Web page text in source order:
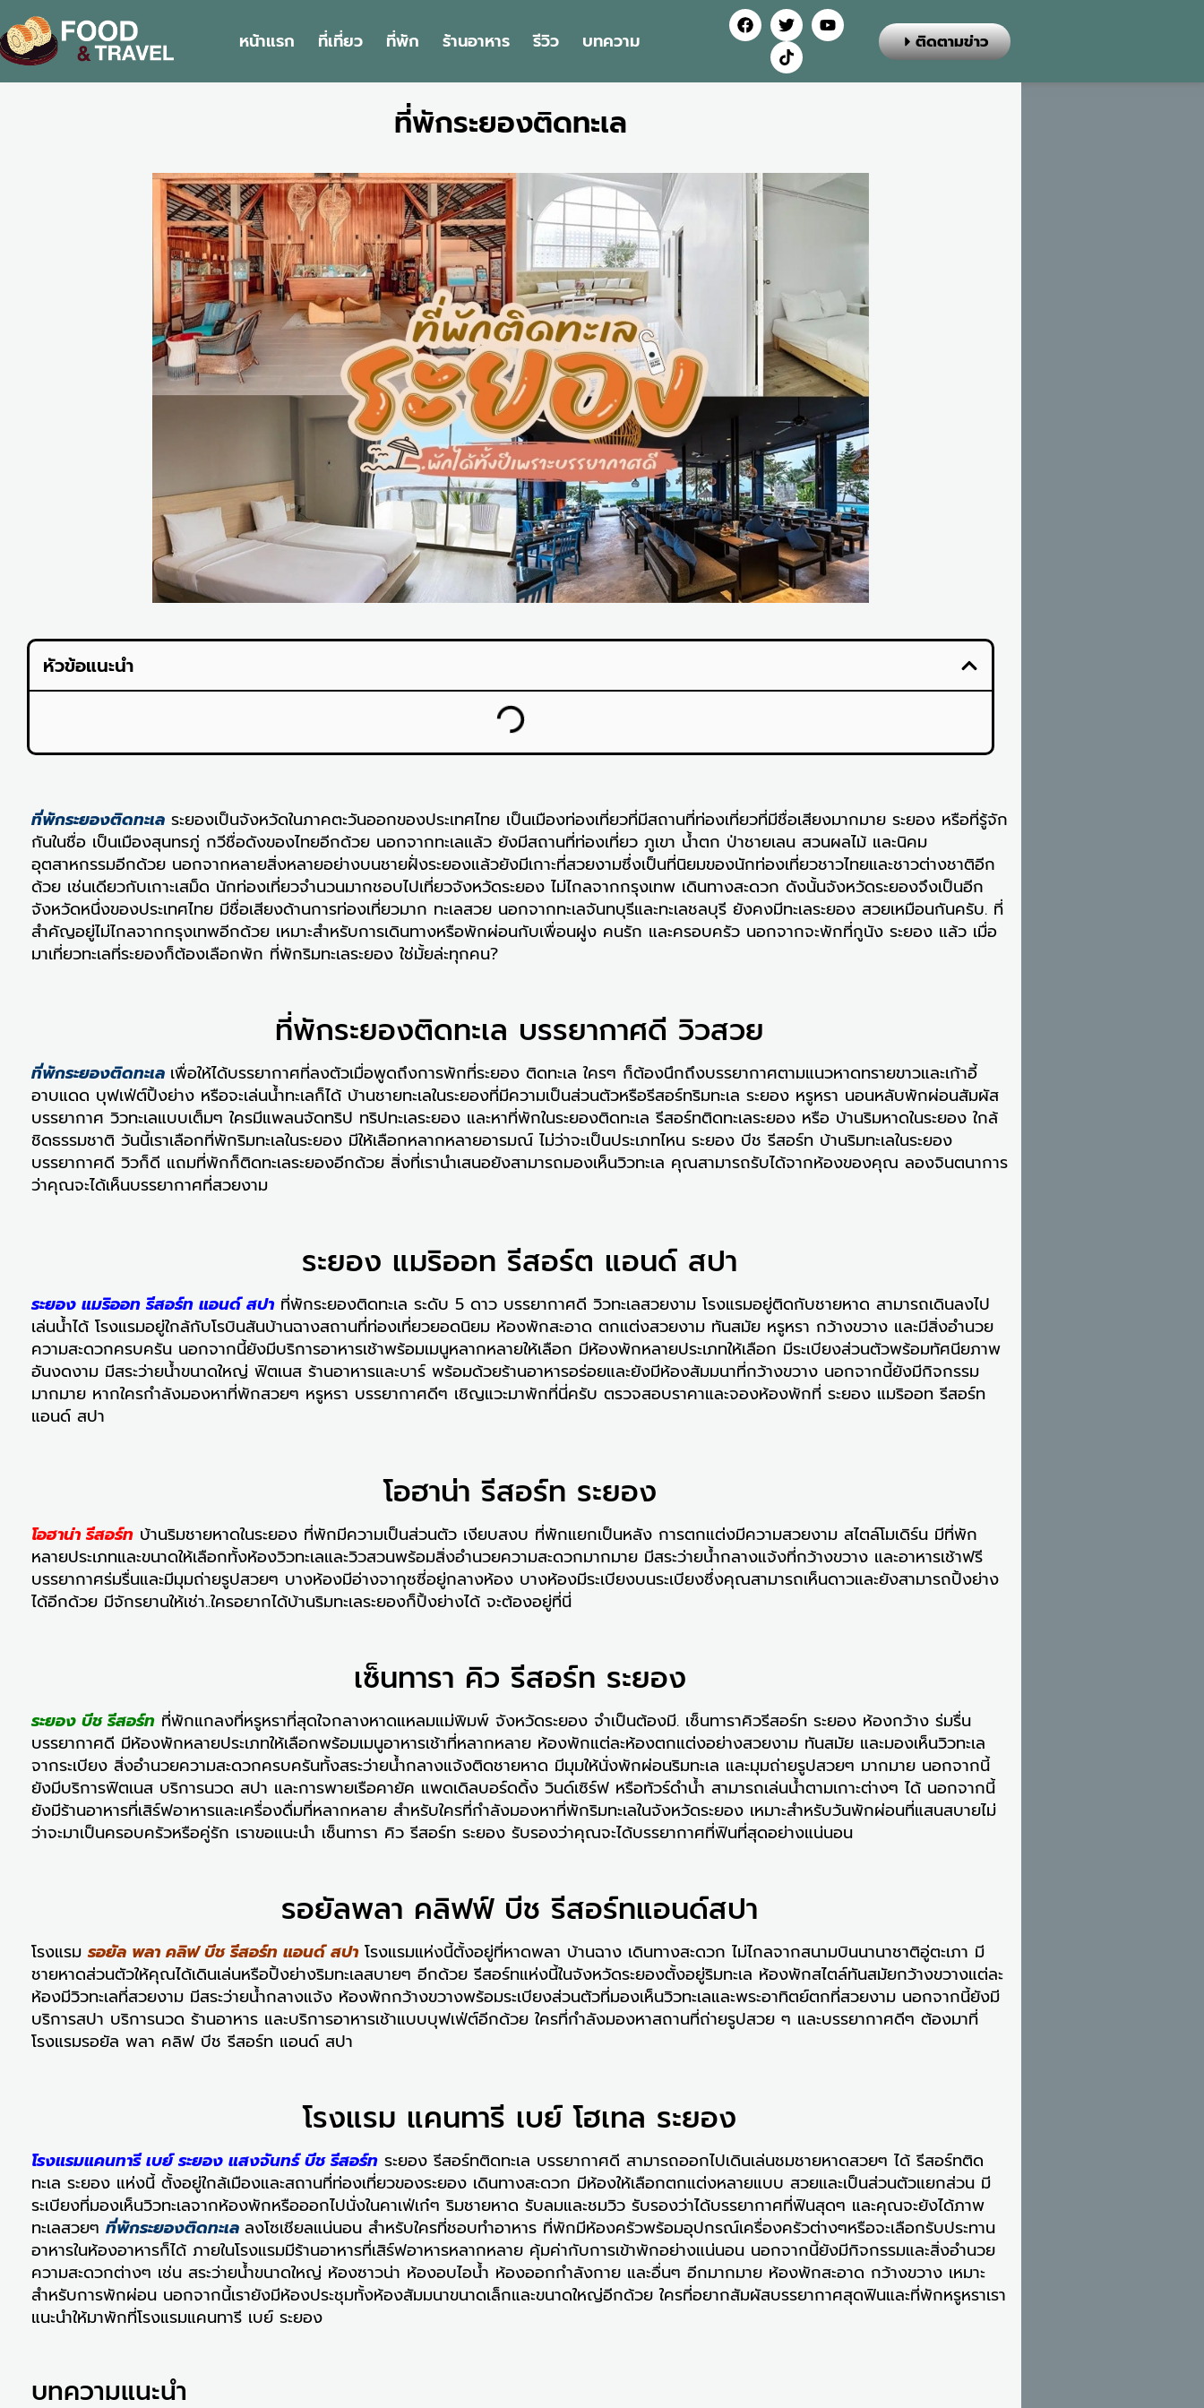
หน้าแรก ที่เที่ยว ที่พัก ร้านอาหาร รีวิว บทความ ติดตามข่าว
ที่พักระยองติดทะเล
หัวข้อแนะนำ
ที่พักระยองติดทะเล ระยองเป็นจังหวัดในภาคตะวันออกของประเทศไทย เป็นเมืองท่องเที่ยวที่มีสถานที่ท่องเที่ยวที่มีชื่อเสียงมากมาย ระยอง หรือที่รู้จัก
กันในชื่อ เป็นเมืองสุนทรภู่ กวีชื่อดังของไทยอีกด้วย นอกจากทะเลแล้ว ยังมีสถานที่ท่องเที่ยว ภูเขา น้ำตก ป่าชายเลน สวนผลไม้ และนิคม
อุตสาหกรรมอีกด้วย นอกจากหลายสิ่งหลายอย่างบนชายฝั่งระยองแล้วยังมีเกาะที่สวยงามซึ่งเป็นที่นิยมของนักท่องเที่ยวชาวไทยและชาวต่างชาติอีก
ด้วย เช่นเดียวกับเกาะเสม็ด นักท่องเที่ยวจำนวนมากชอบไปเที่ยวจังหวัดระยอง ไม่ไกลจากกรุงเทพ เดินทางสะดวก ดังนั้นจังหวัดระยองจึงเป็นอีก
จังหวัดหนึ่งของประเทศไทย มีชื่อเสียงด้านการท่องเที่ยวมาก ทะเลสวย นอกจากทะเลจันทบุรีและทะเลชลบุรี ยังคงมีทะเลระยอง สวยเหมือนกันครับ. ที่
สำคัญอยู่ไม่ไกลจากกรุงเทพอีกด้วย เหมาะสำหรับการเดินทางหรือพักผ่อนกับเพื่อนฝูง คนรัก และครอบครัว นอกจากจะพักที่กูนัง ระยอง แล้ว เมื่อ
มาเที่ยวทะเลที่ระยองก็ต้องเลือกพัก ที่พักริมทะเลระยอง ใช่มั้ยล่ะทุกคน?
ที่พักระยองติดทะเล บรรยากาศดี วิวสวย
ที่พักระยองติดทะเล เพื่อให้ได้บรรยากาศที่ลงตัวเมื่อพูดถึงการพักที่ระยอง ติดทะเล ใครๆ ก็ต้องนึกถึงบรรยากาศตามแนวหาดทรายขาวและเก้าอี้
อาบแดด บุฟเฟ่ต์ปิ้งย่าง หรือจะเล่นน้ำทะเลก็ได้ บ้านชายทะเลในระยองที่มีความเป็นส่วนตัวหรือรีสอร์ทริมทะเล ระยอง หรูหรา นอนหลับพักผ่อนสัมผัส
บรรยากาศ วิวทะเลแบบเต็มๆ ใครมีแพลนจัดทริป ทริปทะเลระยอง และหาที่พักในระยองติดทะเล รีสอร์ทติดทะเลระยอง หรือ บ้านริมหาดในระยอง ใกล้
ชิดธรรมชาติ วันนี้เราเลือกที่พักริมทะเลในระยอง มีให้เลือกหลากหลายอารมณ์ ไม่ว่าจะเป็นประเภทไหน ระยอง บีช รีสอร์ท บ้านริมทะเลในระยอง
บรรยากาศดี วิวก็ดี แถมที่พักก็ติดทะเลระยองอีกด้วย สิ่งที่เรานำเสนอยังสามารถมองเห็นวิวทะเล คุณสามารถรับได้จากห้องของคุณ ลองจินตนาการ
ว่าคุณจะได้เห็นบรรยากาศที่สวยงาม
ระยอง แมริออท รีสอร์ต แอนด์ สปา
ระยอง แมริออท รีสอร์ท แอนด์ สปา ที่พักระยองติดทะเล ระดับ 5 ดาว บรรยากาศดี วิวทะเลสวยงาม โรงแรมอยู่ติดกับชายหาด สามารถเดินลงไป
เล่นน้ำได้ โรงแรมอยู่ใกล้กับโรบินสันบ้านฉางสถานที่ท่องเที่ยวยอดนิยม ห้องพักสะอาด ตกแต่งสวยงาม ทันสมัย ​​หรูหรา กว้างขวาง และมีสิ่งอำนวย
ความสะดวกครบครัน นอกจากนี้ยังมีบริการอาหารเช้าพร้อมเมนูหลากหลายให้เลือก มีห้องพักหลายประเภทให้เลือก มีระเบียงส่วนตัวพร้อมทัศนียภาพ
อันงดงาม มีสระว่ายน้ำขนาดใหญ่ ฟิตเนส ร้านอาหารและบาร์ พร้อมด้วยร้านอาหารอร่อยและยังมีห้องสัมมนาที่กว้างขวาง นอกจากนี้ยังมีกิจกรรม
มากมาย หากใครกำลังมองหาที่พักสวยๆ หรูหรา บรรยากาศดีๆ เชิญแวะมาพักที่นี่ครับ ตรวจสอบราคาและจองห้องพักที่ ระยอง แมริออท รีสอร์ท
แอนด์ สปา
โอฮาน่า รีสอร์ท ระยอง
โอฮาน่า รีสอร์ท บ้านริมชายหาดในระยอง ที่พักมีความเป็นส่วนตัว เงียบสงบ ที่พักแยกเป็นหลัง การตกแต่งมีความสวยงาม สไตล์โมเดิร์น มีที่พัก
หลายประเภทและขนาดให้เลือกทั้งห้องวิวทะเลและวิวสวนพร้อมสิ่งอำนวยความสะดวกมากมาย มีสระว่ายน้ำกลางแจ้งที่กว้างขวาง และอาหารเช้าฟรี
บรรยากาศร่มรื่นและมีมุมถ่ายรูปสวยๆ บางห้องมีอ่างจากุซซี่อยู่กลางห้อง บางห้องมีระเบียงบนระเบียงซึ่งคุณสามารถเห็นดาวและยังสามารถปิ้งย่าง
ได้อีกด้วย มีจักรยานให้เช่า..ใครอยากได้บ้านริมทะเลระยองก็ปิ้งย่างได้ จะต้องอยู่ที่นี่
เซ็นทารา คิว รีสอร์ท ระยอง
ระยอง บีช รีสอร์ท ที่พักแกลงที่หรูหราที่สุดใจกลางหาดแหลมแม่พิมพ์ จังหวัดระยอง จำเป็นต้องมี. เซ็นทาราคิวรีสอร์ท ระยอง ห้องกว้าง ร่มรื่น
บรรยากาศดี มีห้องพักหลายประเภทให้เลือกพร้อมเมนูอาหารเช้าที่หลากหลาย ห้องพักแต่ละห้องตกแต่งอย่างสวยงาม ทันสมัย ​​และมองเห็นวิวทะเล
จากระเบียง สิ่งอำนวยความสะดวกครบครันทั้งสระว่ายน้ำกลางแจ้งติดชายหาด มีมุมให้นั่งพักผ่อนริมทะเล และมุมถ่ายรูปสวยๆ มากมาย นอกจากนี้
ยังมีบริการฟิตเนส บริการนวด สปา และการพายเรือคายัค แพดเดิลบอร์ดดิ้ง วินด์เซิร์ฟ หรือทัวร์ดำน้ำ สามารถเล่นน้ำตามเกาะต่างๆ ได้ นอกจากนี้
ยังมีร้านอาหารที่เสิร์ฟอาหารและเครื่องดื่มที่หลากหลาย สำหรับใครที่กำลังมองหาที่พักริมทะเลในจังหวัดระยอง เหมาะสำหรับวันพักผ่อนที่แสนสบายไม่
ว่าจะมาเป็นครอบครัวหรือคู่รัก เราขอแนะนำ เซ็นทารา คิว รีสอร์ท ระยอง รับรองว่าคุณจะได้บรรยากาศที่ฟินที่สุดอย่างแน่นอน
รอยัลพลา คลิฟฟ์ บีช รีสอร์ทแอนด์สปา
โรงแรมรอยัล พลา คลิฟ บีช รีสอร์ท แอนด์ สปา โรงแรมแห่งนี้ตั้งอยู่ที่หาดพลา บ้านฉาง เดินทางสะดวก ไม่ไกลจากสนามบินนานาชาติอู่ตะเภา มี
ชายหาดส่วนตัวให้คุณได้เดินเล่นหรือปิ้งย่างริมทะเลสบายๆ อีกด้วย รีสอร์ทแห่งนี้ในจังหวัดระยองตั้งอยู่ริมทะเล ห้องพักสไตล์ทันสมัยกว้างขวางแต่ละ
ห้องมีวิวทะเลที่สวยงาม มีสระว่ายน้ำกลางแจ้ง ห้องพักกว้างขวางพร้อมระเบียงส่วนตัวที่มองเห็นวิวทะเลและพระอาทิตย์ตกที่สวยงาม นอกจากนี้ยังมี
บริการสปา บริการนวด ร้านอาหาร และบริการอาหารเช้าแบบบุฟเฟ่ต์อีกด้วย ใครที่กำลังมองหาสถานที่ถ่ายรูปสวย ๆ และบรรยากาศดีๆ ต้องมาที่
โรงแรมรอยัล พลา คลิฟ บีช รีสอร์ท แอนด์ สปา
โรงแรม แคนทารี เบย์ โฮเทล ระยอง
โรงแรมแคนทารี เบย์ ระยอง แสงจันทร์ บีช รีสอร์ท ระยอง รีสอร์ทติดทะเล บรรยากาศดี สามารถออกไปเดินเล่นชมชายหาดสวยๆ ได้ รีสอร์ทติด
ทะเล ระยอง แห่งนี้ ตั้งอยู่ใกล้เมืองและสถานที่ท่องเที่ยวของระยอง เดินทางสะดวก มีห้องให้เลือกตกแต่งหลายแบบ สวยและเป็นส่วนตัวแยกส่วน มี
ระเบียงที่มองเห็นวิวทะเลจากห้องพักหรือออกไปนั่งในคาเฟ่เก๋ๆ ริมชายหาด รับลมและชมวิว รับรองว่าได้บรรยากาศที่ฟินสุดๆ และคุณจะยังได้ภาพ
ทะเลสวยๆ ที่พักระยองติดทะเล ลงโซเชียลแน่นอน สำหรับใครที่ชอบทำอาหาร ที่พักมีห้องครัวพร้อมอุปกรณ์เครื่องครัวต่างๆหรือจะเลือกรับประทาน
อาหารในห้องอาหารก็ได้ ภายในโรงแรมมีร้านอาหารที่เสิร์ฟอาหารหลากหลาย คุ้มค่ากับการเข้าพักอย่างแน่นอน นอกจากนี้ยังมีกิจกรรมและสิ่งอำนวย
ความสะดวกต่างๆ เช่น สระว่ายน้ำขนาดใหญ่ ห้องซาวน่า ห้องอบไอน้ำ ห้องออกกำลังกาย และอื่นๆ อีกมากมาย ห้องพักสะอาด กว้างขวาง เหมาะ
สำหรับการพักผ่อน นอกจากนี้เรายังมีห้องประชุมทั้งห้องสัมมนาขนาดเล็กและขนาดใหญ่อีกด้วย ใครที่อยากสัมผัสบรรยากาศสุดฟินและที่พักหรูหราเรา
แนะนำให้มาพักที่โรงแรมแคนทารี เบย์ ระยอง
บทความแนะนำ